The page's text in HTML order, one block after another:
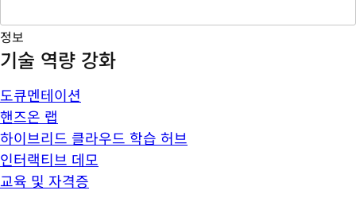
정보
기술 역량 강화
도큐멘테이션
핸즈온 랩
하이브리드 클라우드 학습 허브
인터랙티브 데모
교육 및 자격증